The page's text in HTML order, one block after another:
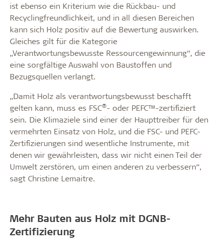
ist ebenso ein Kriterium wie die Rückbau- und
Recyclingfreundlichkeit, und in all diesen Bereichen
kann sich Holz positiv auf die Bewertung auswirken.
Gleiches gilt für die Kategorie
„Verantwortungsbewusste Ressourcengewinnung“, die
eine sorgfältige Auswahl von Baustoffen und
Bezugsquellen verlangt.
„Damit Holz als verantwortungsbewusst beschafft
gelten kann, muss es FSC®- oder PEFC™-zertifiziert
sein. Die Klimaziele sind einer der Haupttreiber für den
vermehrten Einsatz von Holz, und die FSC- und PEFC-
Zertifizierungen sind wesentliche Instrumente, mit
denen wir gewährleisten, dass wir nicht einen Teil der
Umwelt zerstören, um einen anderen zu verbessern“,
sagt Christine Lemaitre.
Mehr Bauten aus Holz mit DGNB-
Zertifizierung